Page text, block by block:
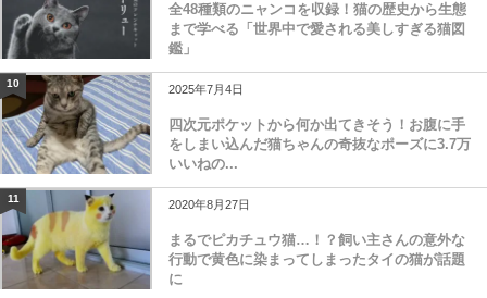
全48種類のニャンコを収録！猫の歴史から生態
まで学べる「世界中で愛される美しすぎる猫図
鑑」
10 2025年7月4日
四次元ポケットから何か出てきそう！お腹に手
をしまい込んだ猫ちゃんの奇抜なポーズに3.7万
いいねの...
11 2020年8月27日
まるでピカチュウ猫…！？飼い主さんの意外な
行動で黄色に染まってしまったタイの猫が話題
に